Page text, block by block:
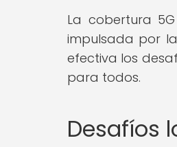
La cobertura
impulsada por
efectiva los
para todos.
Desafíos